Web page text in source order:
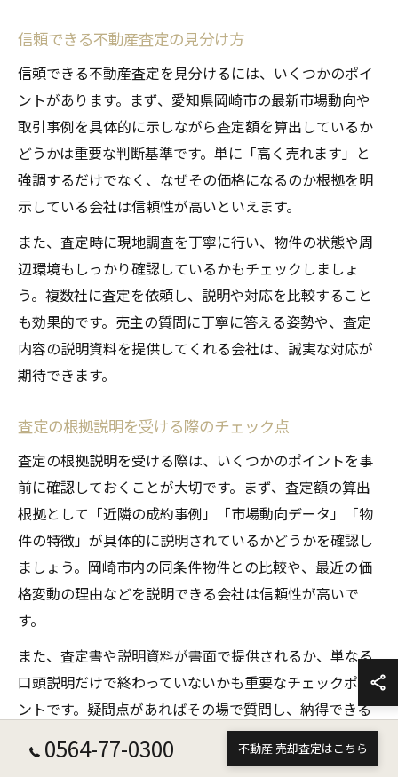
信頼できる不動産査定の見分け方
信頼できる不動産査定を見分けるには、いくつかのポイ
ントがあります。まず、愛知県岡崎市の最新市場動向や
取引事例を具体的に示しながら査定額を算出しているか
どうかは重要な判断基準です。単に「高く売れます」と
強調するだけでなく、なぜその価格になるのか根拠を明
示している会社は信頼性が高いといえます。
また、査定時に現地調査を丁寧に行い、物件の状態や周
辺環境もしっかり確認しているかもチェックしましょ
う。複数社に査定を依頼し、説明や対応を比較すること
も効果的です。売主の質問に丁寧に答える姿勢や、査定
内容の説明資料を提供してくれる会社は、誠実な対応が
期待できます。
査定の根拠説明を受ける際のチェック点
査定の根拠説明を受ける際は、いくつかのポイントを事
前に確認しておくことが大切です。まず、査定額の算出
根拠として「近隣の成約事例」「市場動向データ」「物
件の特徴」が具体的に説明されているかどうかを確認し
ましょう。岡崎市内の同条件物件との比較や、最近の価
格変動の理由などを説明できる会社は信頼性が高いで
す。
また、査定書や説明資料が書面で提供されるか、単なる
口頭説明だけで終わっていないかも重要なチェックポイ
ントです。疑問点があればその場で質問し、納得できる
まで説明を求めることが失敗を防ぐコツです。売却後の
トラブル回避のためにも、根拠説明の内容と資料は必ず
0564-77-0300 不動産 売却査定はこちら